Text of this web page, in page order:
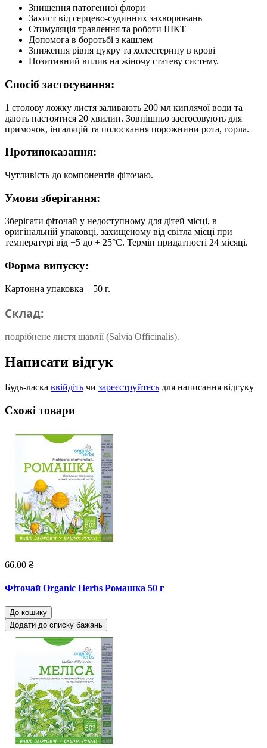
Знищення патогенної флори
Захист від серцево-судинних захворювань
Стимуляція травлення та роботи ШКТ
Допомога в боротьбі з кашлем
Зниження рівня цукру та холестерину в крові
Позитивний вплив на жіночу статеву систему.
Спосіб застосування:
1 столову ложку листя заливають 200 мл киплячої води та
дають настоятися 20 хвилин. Зовнішньо застосовують для
примочок, інгаляцій та полоскання порожнини рота, горла.
Протипоказання:
Чутливість до компонентів фіточаю.
Умови зберігання:
Зберігати фіточай у недоступному для дітей місці, в
оригінальній упаковці, захищеному від світла місці при
температурі від +5 до + 25°C. Термін придатності 24 місяці.
Форма випуску:
Картонна упаковка – 50 г.
Склад:
подрібнене листя шавлії (Salvia Officinalis).
Написати відгук
Будь-ласка ввійдіть чи зареєструйтесь для написання відгуку
Схожі товари
66.00 ₴
Фіточай Organic Herbs Ромашка 50 г
До кошику
Додати до списку бажань